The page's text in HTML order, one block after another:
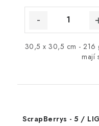
30,5 x 30,5 cm - 216
mají
ScrapBerrys - 5 /